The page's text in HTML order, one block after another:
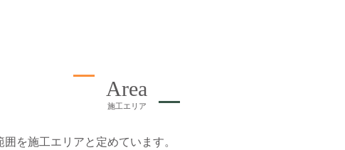
Area
施工エリア
を施工エリアと定めています。